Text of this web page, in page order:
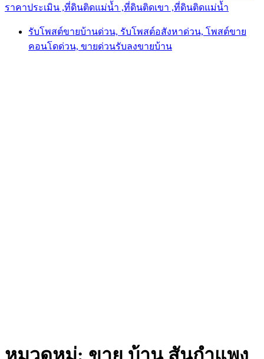
ราคาประเมิน ,ที่ดินติดแม่น้ำ ,ที่ดินติดเขา ,ที่ดินติดแม่น้ำ
รับโพสต์ขายบ้านด่วน, รับโพสต์อสังหาด่วน, โพสต์ขาย
คอนโดด่วน, ขายด่วนรับลงขายบ้าน